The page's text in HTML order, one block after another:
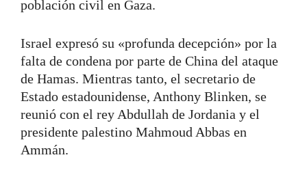
población civil en Gaza.
Israel expresó su «profunda decepción» por la
falta de condena por parte de China del ataque
de Hamas. Mientras tanto, el secretario de
Estado estadounidense, Anthony Blinken, se
reunió con el rey Abdullah de Jordania y el
presidente palestino Mahmoud Abbas en
Ammán.